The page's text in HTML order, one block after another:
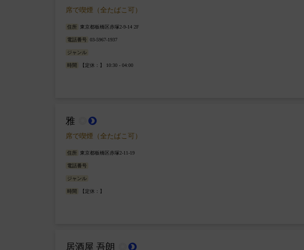
席で喫煙（全たばこ可）
住所 東京都板橋区赤塚2-9-14 2F
電話番号 03-5967-1937
ジャンル
時間 【定休：】 10:30 - 04:00
雅 brightness_2
席で喫煙（全たばこ可）
住所 東京都板橋区赤塚2-11-19
電話番号
ジャンル
時間 【定休：】
居酒屋 吾朗 brightness_2